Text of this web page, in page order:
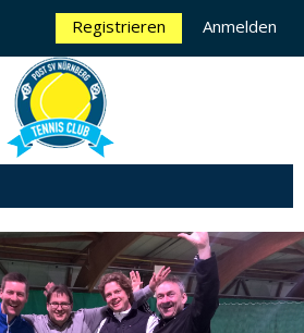
Registrieren Anmelden